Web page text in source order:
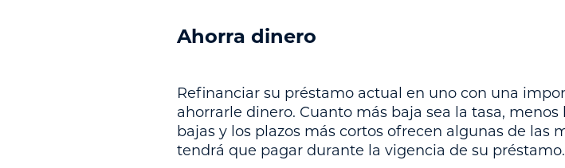
Ahorra dinero
Refinanciar su préstamo actual en uno con una
ahorrarle dinero. Cuanto más baja sea la tasa,
bajas y los plazos más cortos ofrecen algunas de las
tendrá que pagar durante la vigencia de su préstamo.